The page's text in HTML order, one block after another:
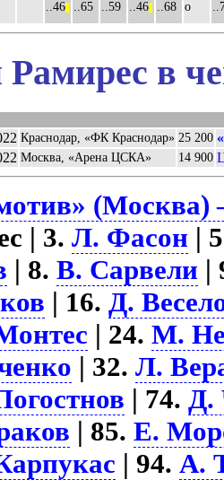
..46 ..65 ..59 ..46 ..68 о
в
Краснодар, «ФК Краснодар» 25 200
Москва, «Арена ЦСКА» 14 900
(Москва)
| 3.Л. Фасон |
| 8.В. Сарвели |
| 16.Д.
| 24.М.
| 32.Л.
| 74.Д.
| 85.Е.
| 94.А.